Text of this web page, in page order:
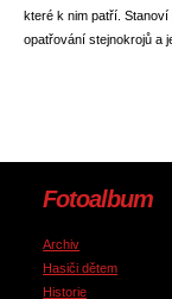
které k nim patří.
opatřování stejnokrojů a
Fotoalbum
Archiv
Hasiči dětem
Historie